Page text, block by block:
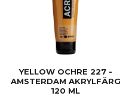
YELLOW OCHRE 227 -
AMSTERDAM AKRYLFÄRG
120 ML